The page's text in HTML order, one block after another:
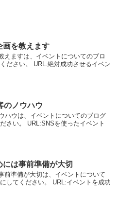
画を教えます
えますは、イベントについてのブロ
ださい。 URL:絶対成功させるイベン
のノウハウ
ハウは、イベントについてのブログ
さい。 URL:SNSを使ったイベント
は事前準備が大切
前準備が大切は、イベントについて
してください。 URL:イベントを成功